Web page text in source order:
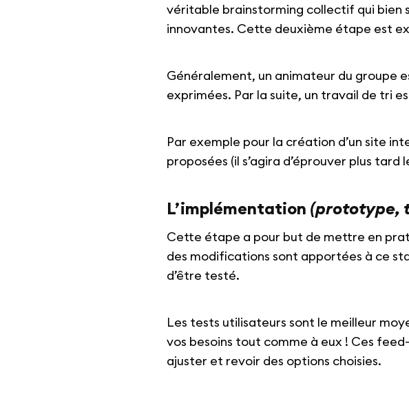
véritable brainstorming collectif qui bien
innovantes. Cette deuxième étape est
Généralement, un animateur du groupe
exprimées. Par la suite, un travail de tri
Par exemple pour la création d’un site
proposées (il s’agira d’éprouver plus tard
L’implémentation (prototype,
Cette étape a pour but de mettre en
des modifications sont apportées à ce
d’être testé.
Les tests utilisateurs sont le meilleur
vos besoins tout comme à eux ! Ces
ajuster et revoir des options choisies.